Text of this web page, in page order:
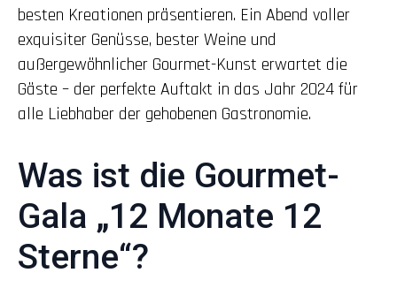
besten Kreationen präsentieren. Ein Abend voller
exquisiter Genüsse, bester Weine und
außergewöhnlicher Gourmet-Kunst erwartet die
Gäste – der perfekte Auftakt in das Jahr 2024 für
alle Liebhaber der gehobenen Gastronomie.
Was ist die Gourmet-
Gala „12 Monate 12
Sterne“?